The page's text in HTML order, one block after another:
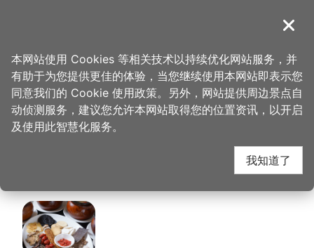
導覽
首页 > 想去的地方 > 美食、购物 > GrayRoom 灰房间｜画画咖啡厅
GrayRoom 灰房间｜画
画咖啡厅 周边店家
关闭
本网站使用 Cookies 等相关技术以持续优化网站服务，并
有助于为您提供更佳的体验，当您继续使用本网站即表示您
同意我们的 Cookie 使用政策。另外，网站提供周边景点自
动侦测服务，建议您允许本网站取得您的位置资讯，以开启
及使用此智慧化服务。
我知道了